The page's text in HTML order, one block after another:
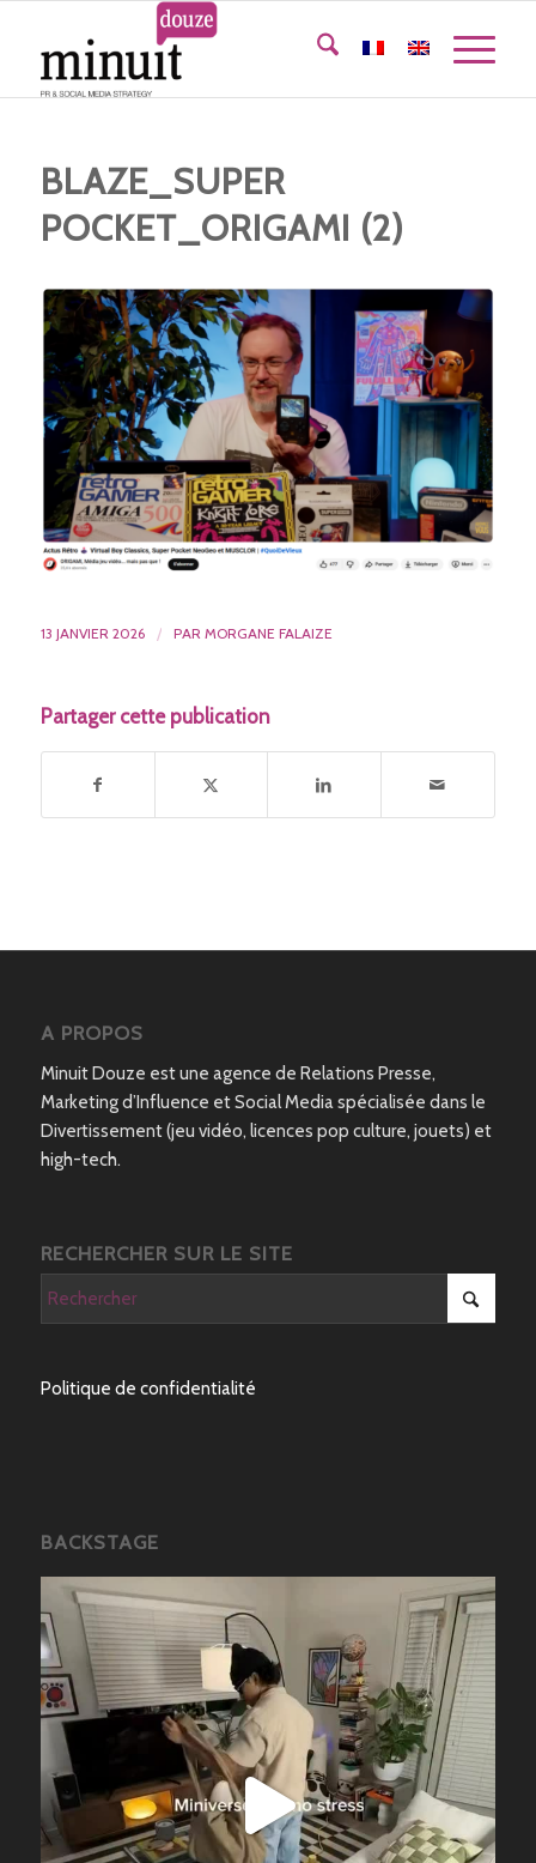
BLAZE_SUPER
POCKET_ORIGAMI (2)
13 JANVIER 2026 / PAR MORGANE FALAIZE
Partager cette publication
A PROPOS
Minuit Douze est une agence de Relations Presse,
Marketing d’Influence et Social Media spécialisée dans le
Divertissement (jeu vidéo, licences pop culture, jouets) et
high-tech.
RECHERCHER SUR LE SITE
Politique de confidentialité
BACKSTAGE